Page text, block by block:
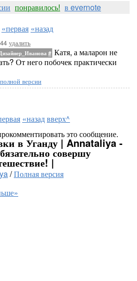
понравилось! в evernote
«первая «назад
удалить
# Катя, а маларон не
От него побочек практически
версии
«назадвверх^
это сообщение.
в Уганду | Annataliya -
совершу
|
/Полная версия